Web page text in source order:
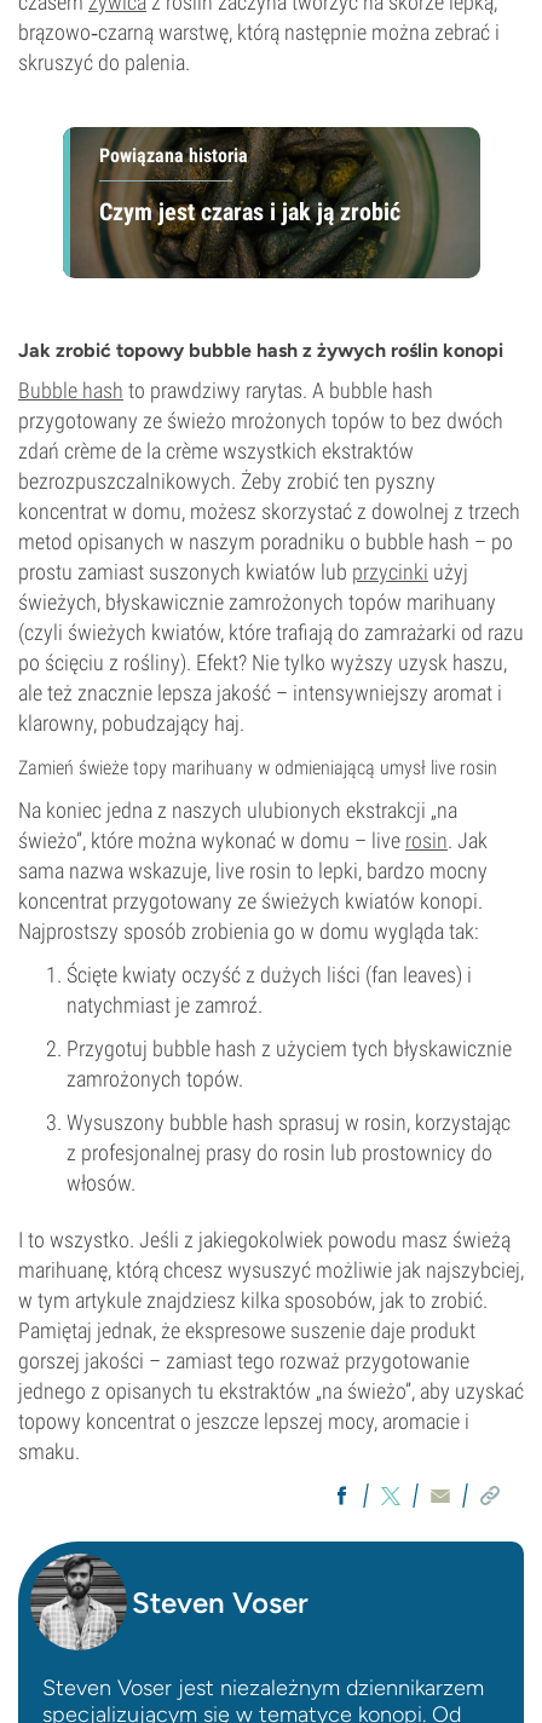
brązowo‑czarną warstwę, którą następnie można zebrać i
skruszyć do palenia.
Powiązana historia
Czym jest czaras i jak ją zrobić
Jak zrobić topowy bubble hash z żywych roślin konopi
Bubble hash to prawdziwy rarytas. A bubble hash
przygotowany ze świeżo mrożonych topów to bez dwóch
zdań crème de la crème wszystkich ekstraktów
bezrozpuszczalnikowych. Żeby zrobić ten pyszny
koncentrat w domu, możesz skorzystać z dowolnej z trzech
metod opisanych w naszym poradniku o bubble hash – po
prostu zamiast suszonych kwiatów lub przycinki użyj
świeżych, błyskawicznie zamrożonych topów marihuany
(czyli świeżych kwiatów, które trafiają do zamrażarki od razu
po ścięciu z rośliny). Efekt? Nie tylko wyższy uzysk haszu,
ale też znacznie lepsza jakość – intensywniejszy aromat i
klarowny, pobudzający haj.
Zamień świeże topy marihuany w odmieniającą umysł live rosin
Na koniec jedna z naszych ulubionych ekstrakcji „na
świeżo”, które można wykonać w domu – live rosin. Jak
sama nazwa wskazuje, live rosin to lepki, bardzo mocny
koncentrat przygotowany ze świeżych kwiatów konopi.
Najprostszy sposób zrobienia go w domu wygląda tak:
Ścięte kwiaty oczyść z dużych liści (fan leaves) i
natychmiast je zamroź.
Przygotuj bubble hash z użyciem tych błyskawicznie
zamrożonych topów.
Wysuszony bubble hash sprasuj w rosin, korzystając
z profesjonalnej prasy do rosin lub prostownicy do
włosów.
I to wszystko. Jeśli z jakiegokolwiek powodu masz świeżą
marihuanę, którą chcesz wysuszyć możliwie jak najszybciej,
w tym artykule znajdziesz kilka sposobów, jak to zrobić.
Pamiętaj jednak, że ekspresowe suszenie daje produkt
gorszej jakości – zamiast tego rozważ przygotowanie
jednego z opisanych tu ekstraktów „na świeżo”, aby uzyskać
topowy koncentrat o jeszcze lepszej mocy, aromacie i
smaku.
Steven Voser
Steven Voser jest niezależnym dziennikarzem
specjalizującym się w tematyce konopi. Od